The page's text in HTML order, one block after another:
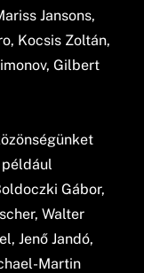
Jansons,
Kocsis Zoltán,
Gilbert
Gábor,
Walter
Jenő Jandó,
Martin